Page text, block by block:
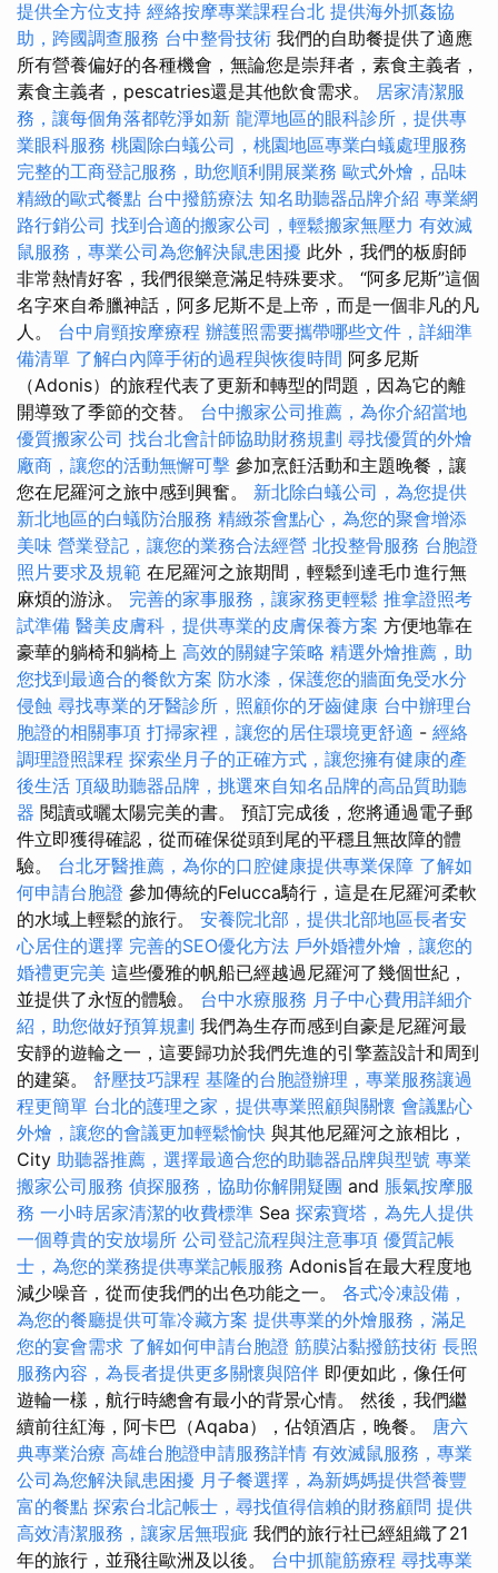
提供全方位支持 經絡按摩專業課程台北 提供海外抓姦協
助，跨國調查服務 台中整骨技術 我們的自助餐提供了適應
所有營養偏好的各種機會，無論您是崇拜者，素食主義者，
素食主義者，pescatries還是其他飲食需求。 居家清潔服
務，讓每個角落都乾淨如新 龍潭地區的眼科診所，提供專
業眼科服務 桃園除白蟻公司，桃園地區專業白蟻處理服務
完整的工商登記服務，助您順利開展業務 歐式外燴，品味
精緻的歐式餐點 台中撥筋療法 知名助聽器品牌介紹 專業網
路行銷公司 找到合適的搬家公司，輕鬆搬家無壓力 有效滅
鼠服務，專業公司為您解決鼠患困擾 此外，我們的板廚師
非常熱情好客，我們很樂意滿足特殊要求。 “阿多尼斯”這個
名字來自希臘神話，阿多尼斯不是上帝，而是一個非凡的凡
人。 台中肩頸按摩療程 辦護照需要攜帶哪些文件，詳細準
備清單 了解白內障手術的過程與恢復時間 阿多尼斯
（Adonis）的旅程代表了更新和轉型的問題，因為它的離
開導致了季節的交替。 台中搬家公司推薦，為你介紹當地
優質搬家公司 找台北會計師協助財務規劃 尋找優質的外燴
廠商，讓您的活動無懈可擊 參加烹飪活動和主題晚餐，讓
您在尼羅河之旅中感到興奮。 新北除白蟻公司，為您提供
新北地區的白蟻防治服務 精緻茶會點心，為您的聚會增添
美味 營業登記，讓您的業務合法經營 北投整骨服務 台胞證
照片要求及規範 在尼羅河之旅期間，輕鬆到達毛巾進行無
麻煩的游泳。 完善的家事服務，讓家務更輕鬆 推拿證照考
試準備 醫美皮膚科，提供專業的皮膚保養方案 方便地靠在
豪華的躺椅和躺椅上 高效的關鍵字策略 精選外燴推薦，助
您找到最適合的餐飲方案 防水漆，保護您的牆面免受水分
侵蝕 尋找專業的牙醫診所，照顧你的牙齒健康 台中辦理台
胞證的相關事項 打掃家裡，讓您的居住環境更舒適 - 經絡
調理證照課程 探索坐月子的正確方式，讓您擁有健康的產
後生活 頂級助聽器品牌，挑選來自知名品牌的高品質助聽
器 閱讀或曬太陽完美的書。 預訂完成後，您將通過電子郵
件立即獲得確認，從而確保從頭到尾的平穩且無故障的體
驗。 台北牙醫推薦，為你的口腔健康提供專業保障 了解如
何申請台胞證 參加傳統的Felucca騎行，這是在尼羅河柔軟
的水域上輕鬆的旅行。 安養院北部，提供北部地區長者安
心居住的選擇 完善的SEO優化方法 戶外婚禮外燴，讓您的
婚禮更完美 這些優雅的帆船已經越過尼羅河了幾個世紀，
並提供了永恆的體驗。 台中水療服務 月子中心費用詳細介
紹，助您做好預算規劃 我們為生存而感到自豪是尼羅河最
安靜的遊輪之一，這要歸功於我們先進的引擎蓋設計和周到
的建築。 舒壓技巧課程 基隆的台胞證辦理，專業服務讓過
程更簡單 台北的護理之家，提供專業照顧與關懷 會議點心
外燴，讓您的會議更加輕鬆愉快 與其他尼羅河之旅相比，
City 助聽器推薦，選擇最適合您的助聽器品牌與型號 專業
搬家公司服務 偵探服務，協助你解開疑團 and 脹氣按摩服
務 一小時居家清潔的收費標準 Sea 探索寶塔，為先人提供
一個尊貴的安放場所 公司登記流程與注意事項 優質記帳
士，為您的業務提供專業記帳服務 Adonis旨在最大程度地
減少噪音，從而使我們的出色功能之一。 各式冷凍設備，
為您的餐廳提供可靠冷藏方案 提供專業的外燴服務，滿足
您的宴會需求 了解如何申請台胞證 筋膜沾黏撥筋技術 長照
服務內容，為長者提供更多關懷與陪伴 即便如此，像任何
遊輪一樣，航行時總會有最小的背景心情。 然後，我們繼
續前往紅海，阿卡巴（Aqaba），佔領酒店，晚餐。 唐六
典專業治療 高雄台胞證申請服務詳情 有效滅鼠服務，專業
公司為您解決鼠患困擾 月子餐選擇，為新媽媽提供營養豐
富的餐點 探索台北記帳士，尋找值得信賴的財務顧問 提供
高效清潔服務，讓家居無瑕疵 我們的旅行社已經組織了21
年的旅行，並飛往歐洲及以後。 台中抓龍筋療程 尋找專業